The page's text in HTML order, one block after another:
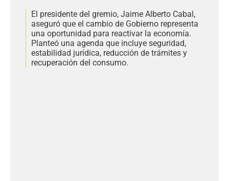
El presidente del gremio, Jaime Alberto Cabal,
aseguró que el cambio de Gobierno representa
una oportunidad para reactivar la economía.
Planteó una agenda que incluye seguridad,
estabilidad jurídica, reducción de trámites y
recuperación del consumo.